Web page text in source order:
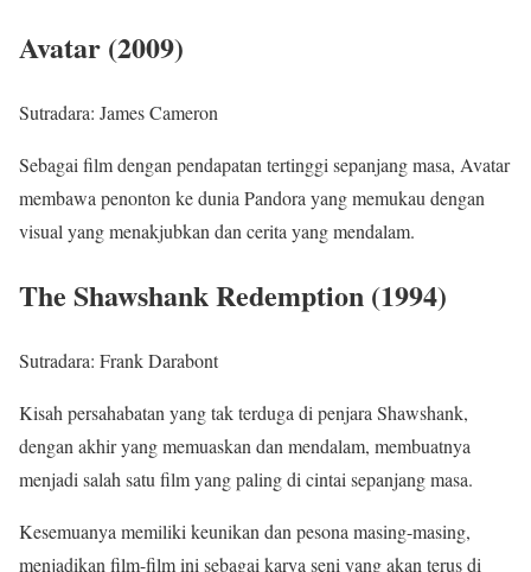
Avatar (2009)
Sutradara: James Cameron
Sebagai film dengan pendapatan tertinggi sepanjang masa, Avatar
membawa penonton ke dunia Pandora yang memukau dengan
visual yang menakjubkan dan cerita yang mendalam.
The Shawshank Redemption (1994)
Sutradara: Frank Darabont
Kisah persahabatan yang tak terduga di penjara Shawshank,
dengan akhir yang memuaskan dan mendalam, membuatnya
menjadi salah satu film yang paling di cintai sepanjang masa.
Kesemuanya memiliki keunikan dan pesona masing-masing,
menjadikan film-film ini sebagai karya seni yang akan terus di